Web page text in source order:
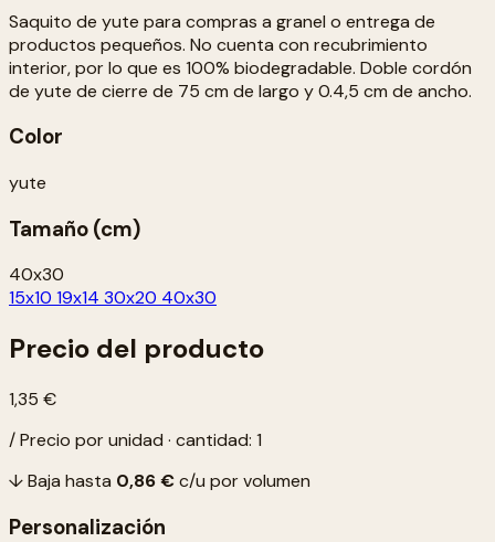
Saquito de yute para compras a granel o entrega de
productos pequeños. No cuenta con recubrimiento
interior, por lo que es 100% biodegradable. Doble cordón
de yute de cierre de 75 cm de largo y 0.4,5 cm de ancho.
Color
yute
Tamaño (cm)
40x30
15x10 19x14 30x20 40x30
Precio del producto
1,35 €
/ Precio por unidad · cantidad: 1
↓ Baja hasta 0,86 €c/u por volumen
Personalización